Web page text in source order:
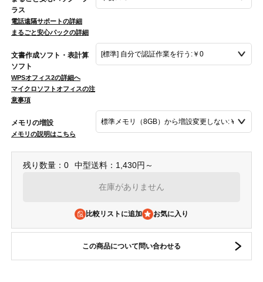
ラス
電話遠隔サポートの詳細
まるごと安心パックの詳細
文書作成ソフト・表計算
ソフト
WPSオフィス2の詳細へ
マイクロソフトオフィスの注
意事項
メモリの増設
メモリの説明はこちら
残り数量：0 中型送料：1,430円～
在庫がありません
比較リストに追加
この商品について問い合わせる